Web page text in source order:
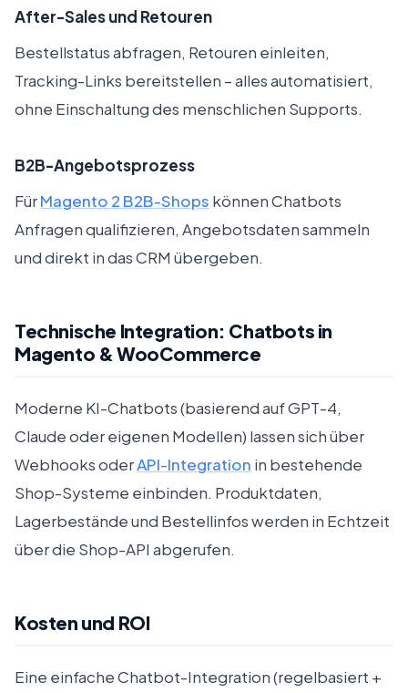
After-Sales und Retouren
Bestellstatus abfragen, Retouren einleiten,
Tracking-Links bereitstellen – alles automatisiert,
ohne Einschaltung des menschlichen Supports.
B2B-Angebotsprozess
FürMagento 2 B2B-Shops können Chatbots
Anfragen qualifizieren, Angebotsdaten sammeln
und direkt in das CRM übergeben.
Technische Integration: Chatbots in
Magento & WooCommerce
Moderne KI-Chatbots (basierend auf GPT-4,
Claude oder eigenen Modellen) lassen sich über
Webhooks oderAPI-Integration in bestehende
Shop-Systeme einbinden. Produktdaten,
Lagerbestände und Bestellinfos werden in Echtzeit
über die Shop-API abgerufen.
Kosten und ROI
Eine einfache Chatbot-Integration (regelbasiert +